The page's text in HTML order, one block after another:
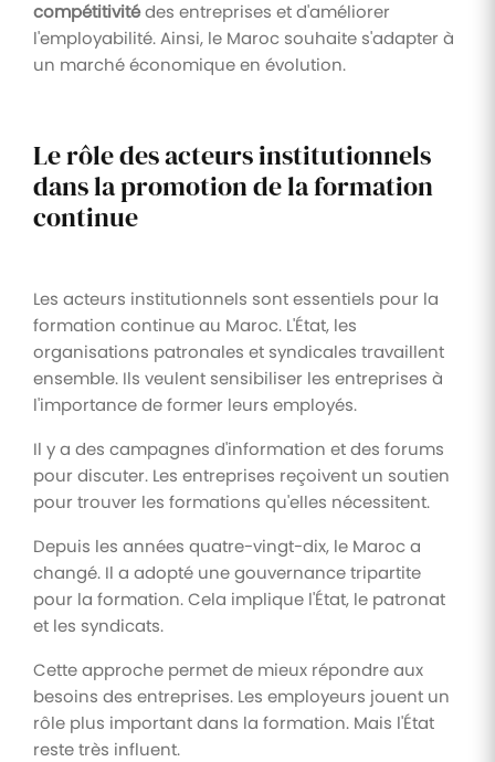
compétitivitédes entreprises et d'améliorer
l'employabilité. Ainsi, le Maroc souhaite s'adapter à
un marché économique en évolution.
Le rôle des acteurs institutionnels
dans la promotion de la formation
continue
Les acteurs institutionnels sont essentiels pour la
formation continue au Maroc. L'État, les
organisations patronales et syndicales travaillent
ensemble. Ils veulent sensibiliser les entreprises à
l'importance de former leurs employés.
Il y a des campagnes d'information et des forums
pour discuter. Les entreprises reçoivent un soutien
pour trouver les formations qu'elles nécessitent.
Depuis les années quatre-vingt-dix, le Maroc a
changé. Il a adopté une gouvernance tripartite
pour la formation. Cela implique l'État, le patronat
et les syndicats.
Cette approche permet de mieux répondre aux
besoins des entreprises. Les employeurs jouent un
rôle plus important dans la formation. Mais l'État
reste très influent.